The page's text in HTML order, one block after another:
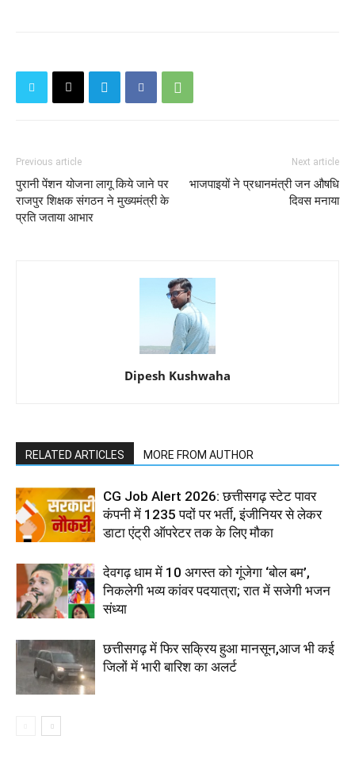
Previous article
पुरानी पेंशन योजना लागू किये जाने पर
राजपुर शिक्षक संगठन ने मुख्यमंत्री के
प्रति जताया आभार
Next article
भाजपाइयों ने प्रधानमंत्री जन औषधि
दिवस मनाया
Dipesh Kushwaha
RELATED ARTICLES MORE FROM AUTHOR
CG Job Alert 2026: छत्तीसगढ़ स्टेट पावर
कंपनी में 1235 पदों पर भर्ती, इंजीनियर से लेकर
डाटा एंट्री ऑपरेटर तक के लिए मौका
देवगढ़ धाम में 10 अगस्त को गूंजेगा ‘बोल बम’,
निकलेगी भव्य कांवर पदयात्रा; रात में सजेगी भजन
संध्या
छत्तीसगढ़ में फिर सक्रिय हुआ मानसून,आज भी कई
जिलों में भारी बारिश का अलर्ट